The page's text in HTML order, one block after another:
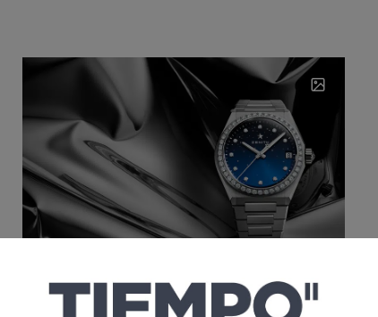
DESEARÁS CON BRAZALETE GAY